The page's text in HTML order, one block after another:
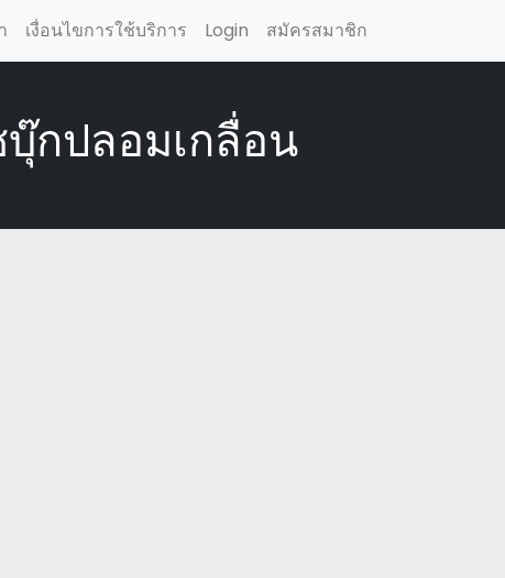
เงื่อนไขการใช้บริการ Login สมัครสมาชิก
กปลอมเกลื่อน